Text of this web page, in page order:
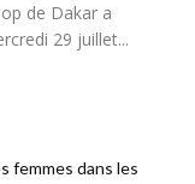
de Dakar a
29 juillet...
femmes dans les